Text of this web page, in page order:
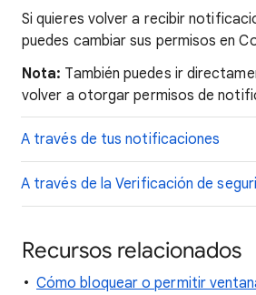
Si quieres volver a recibir
puedes cambiar sus permisos en
Nota: También puedes ir
volver a otorgar permisos de
A través de tus notificaciones
A través de la Verificación de
Recursos relacionados
Cómo bloquear o permitir